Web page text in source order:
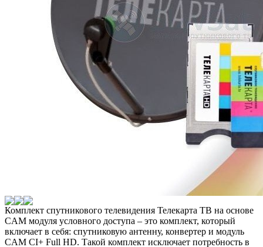
Комплект спутникового телевидения Телекарта ТВ на основе
CAM модуля условного доступа – это комплект, который
включает в себя: спутниковую антенну, конвертер и модуль
CAM CI+ Full HD. Такой комплект исключает потребность в